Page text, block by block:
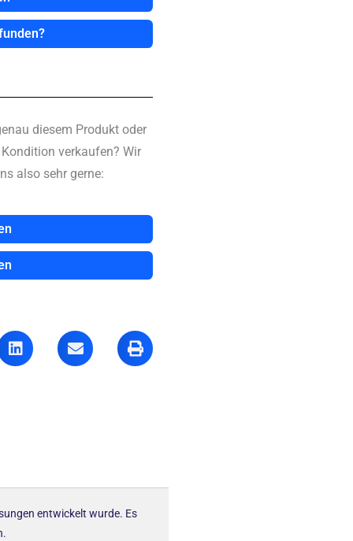
diesem Produkt oder
verkaufen? Wir
also sehr gerne:
entwickelt wurde. Es